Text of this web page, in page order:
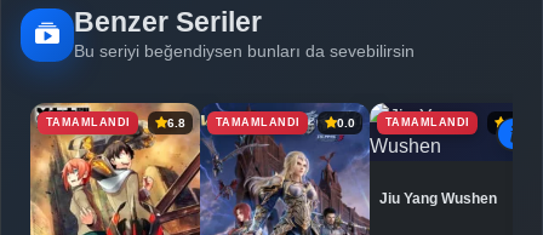
Bölüm No: 6 Detaylar
Bölüm No: 7 Detaylar İzle
Bölüm No: 8 Detaylar
Benzer Seriler
Bu seriyi beğendiysen bunları da sevebilirsin
TAMAMLANDI 6.8 TAMAMLANDI 0.0 TAMAMLANDI 6.9
Jiu Yang Wushen